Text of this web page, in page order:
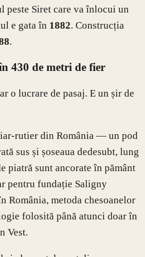
peste Siret care va înlocui un
e gata în 1882. Construcția
.
430 de metri de fier
o lucrare de pasaj. E un șir de
rutier din România — un pod
sus și șoseaua dedesubt, lung
piatră sunt ancorate în pământ
pentru fundație Saligny
România, metoda chesoanelor
folosită până atunci doar în
Vest.